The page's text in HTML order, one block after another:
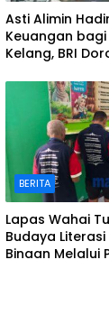
Asti Alimin
Keuangan
Kelang, BRI
BERITA
Lapas Wahai
Budaya
Binaan Melalui